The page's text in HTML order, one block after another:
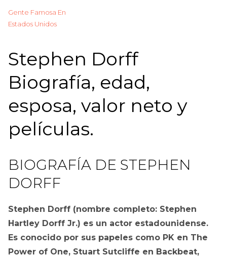
Gente Famosa En
Estados Unidos
Stephen Dorff
Biografía, edad,
esposa, valor neto y
películas.
BIOGRAFÍA DE STEPHEN
DORFF
Stephen Dorff (nombre completo: Stephen
Hartley Dorff Jr.) es un actor estadounidense.
Es conocido por sus papeles como PK en The
Power of One, Stuart Sutcliffe en Backbeat,